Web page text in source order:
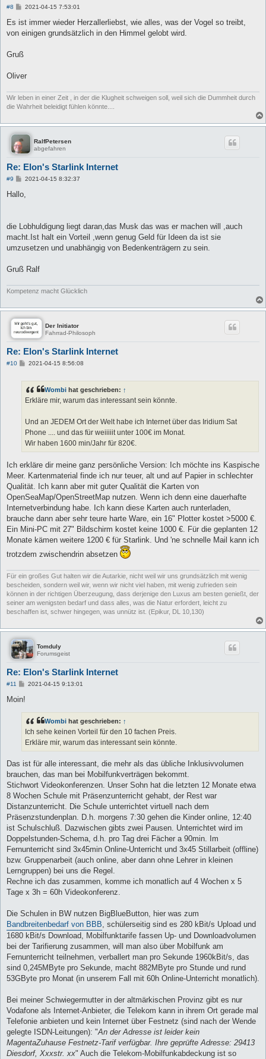
#8
B
i
r
2021-04-15 7:53:01
Es ist immer wieder Herzallerliebst, wie alles, was der Vogel so treibt,
von einigen grundsätzlich in den Himmel gelobt wird.
Gruß
Oliver
Wir leben in einer Zeit , in der die Klugheit schweigen soll, weil sich die Dummheit durch
die Wahrheit beleidigt fühlen könnte....
RalfPetersen
abgefahren
Re: Elon's Starlink Internet
#9
B
i
2021-04-15 8:32:37
Hallo,
die Lobhuldigung liegt daran,das Musk das was er machen will ,auch
macht.Ist halt ein Vorteil ,wenn genug Geld für Ideen da ist sie
umzusetzen und unabhängig von Bedenkenträgern zu sein.
Gruß Ralf
Kompetenz macht Glücklich
Der Initiator
Fahrrad-Philosoph
Re: Elon's Starlink Internet
#10
B
r
a
2021-04-15 8:56:08
Wombi hat geschrieben: ↑
Erkläre mir, warum das interessant sein könnte.
Und an JEDEM Ort der Welt habe ich Internet über das Iridium Sat
Phone .... und das für weiiiiit unter 100€ im Monat.
Wir haben 1600 min/Jahr für 820€.
Ich erkläre dir meine ganz persönliche Version: Ich möchte ins Kaspische
Meer. Kartenmaterial finde ich nur teuer, alt und auf Papier in schlechter
Qualität. Ich kann aber mit guter Qualität die Karten von
OpenSeaMap/OpenStreetMap nutzen. Wenn ich denn eine dauerhafte
Internetverbindung habe. Ich kann diese Karten auch runterladen,
brauche dann aber sehr teure harte Ware, ein 16" Plotter kostet >5000 €.
Ein Mini-PC mit 27" Bildschirm kostet keine 1000 €. Für die geplanten 12
Monate kämen weitere 1200 € für Starlink. Und 'ne schnelle Mail kann ich
trotzdem zwischendrin absetzen
Für ein großes Gut halten wir die Autarkie, nicht weil wir uns grundsätzlich mit wenig
bescheiden, sondern weil wir, wenn wir nicht viel haben, mit wenig zufrieden sein
können in der richtigen Überzeugung, dass derjenige den Luxus am besten genießt, der
seiner am wenigsten bedarf und dass alles, was die Natur erfordert, leicht zu
beschaffen ist, schwer hingegen, was unnütz ist. (Epikur, DL 10,130)
Tomduly
Forumsgeist
Re: Elon's Starlink Internet
#11
B
r
a
g
2021-04-15 9:13:01
Moin!
Wombi hat geschrieben: ↑
Ich sehe keinen Vorteil für den 10 fachen Preis.
Erkläre mir, warum das interessant sein könnte.
Das ist für alle interessant, die mehr als das übliche Inklusivvolumen
brauchen, das man bei Mobilfunkverträgen bekommt.
Stichwort Videokonferenzen. Unser Sohn hat die letzten 12 Monate etwa
8 Wochen Schule mit Präsenzunterricht gehabt, der Rest war
Distanzunterricht. Die Schule unterrichtet virtuell nach dem
Präsenzstundenplan. D.h. morgens 7:30 gehen die Kinder online, 12:40
ist Schulschluß. Dazwischen gibts zwei Pausen. Unterrichtet wird im
Doppelstunden-Schema, d.h. pro Tag drei Fächer a 90min. Im
Fernunterricht sind 3x45min Online-Unterricht und 3x45 Stillarbeit (offline)
bzw. Gruppenarbeit (auch online, aber dann ohne Lehrer in kleinen
Lerngruppen) bei uns die Regel.
Rechne ich das zusammen, komme ich monatlich auf 4 Wochen x 5
Tage x 3h = 60h Videokonferenz.
Die Schulen in BW nutzen BigBlueButton, hier was zum
Bandbreitenbedarf von BBB, schülerseitig sind es 280 kBit/s Upload und
1680 kBit/s Download, Mobilfunktarife fassen Up- und Downloadvolumen
bei der Tarifierung zusammen, will man also über Mobilfunk am
Fernunterricht teilnehmen, verballert man pro Sekunde 1960kBit/s, das
sind 0,245MByte pro Sekunde, macht 882MByte pro Stunde und rund
53GByte pro Monat (in unserem Fall mit 60h Online-Unterricht monatlich).
Bei meiner Schwiegermutter in der altmärkischen Provinz gibt es nur
Vodafone als Internet-Anbieter, die Telekom kann in ihrem Ort gerade mal
Telefonie anbieten und kein Internet über Festnetz (sind nach der Wende
gelegte ISDN-Leitungen): "An der Adresse ist leider kein
MagentaZuhause Festnetz-Tarif verfügbar. Ihre geprüfte Adresse: 29413
Diesdorf, Xxxstr. xx" Auch die Telekom-Mobilfunkabdeckung ist so